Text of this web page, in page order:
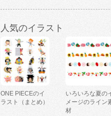
人気のイラスト
ONE PIECEのイ
ラスト（まとめ）
いろいろな夏の
メージのライン
材